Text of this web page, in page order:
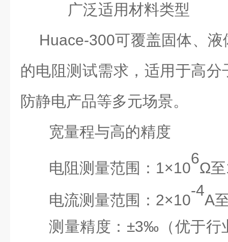
广泛适用材料类型
Huace-300可覆盖固体、
的电阻测试需求，适用于高
防静电产品等多元场景。
宽量程与高的精度
电阻测量范围： 1×10
6
Ω
电流测量范围： 2×10
-4
A
测量精度： ±3‰（优于行